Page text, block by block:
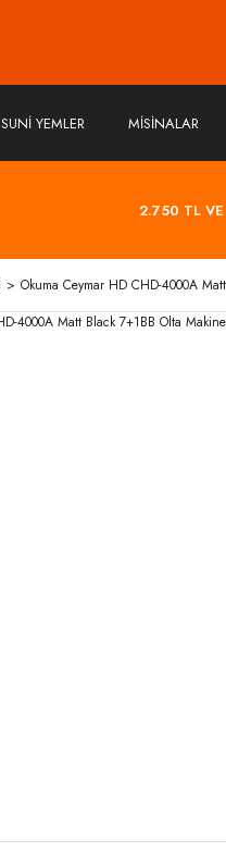
SUNİ YEMLER MİSİNALAR
2.750 TL VE
Okuma Ceymar HD CHD-4000A